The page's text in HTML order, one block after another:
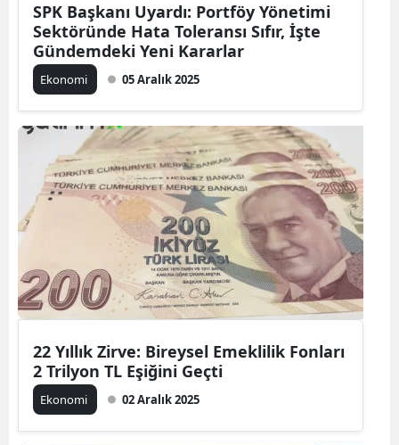
SPK Başkanı Uyardı: Portföy Yönetimi
Sektöründe Hata Toleransı Sıfır, İşte
Gündemdeki Yeni Kararlar
Ekonomi 05 Aralık 2025
22 Yıllık Zirve: Bireysel Emeklilik Fonları
2 Trilyon TL Eşiğini Geçti
Ekonomi 02 Aralık 2025